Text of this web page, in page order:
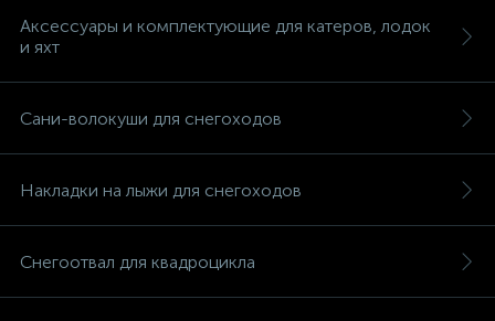
Аксессуары и комплектующие для катеров, лодок
и яхт
Сани-волокуши для снегоходов
Накладки на лыжи для снегоходов
Снегоотвал для квадроцикла